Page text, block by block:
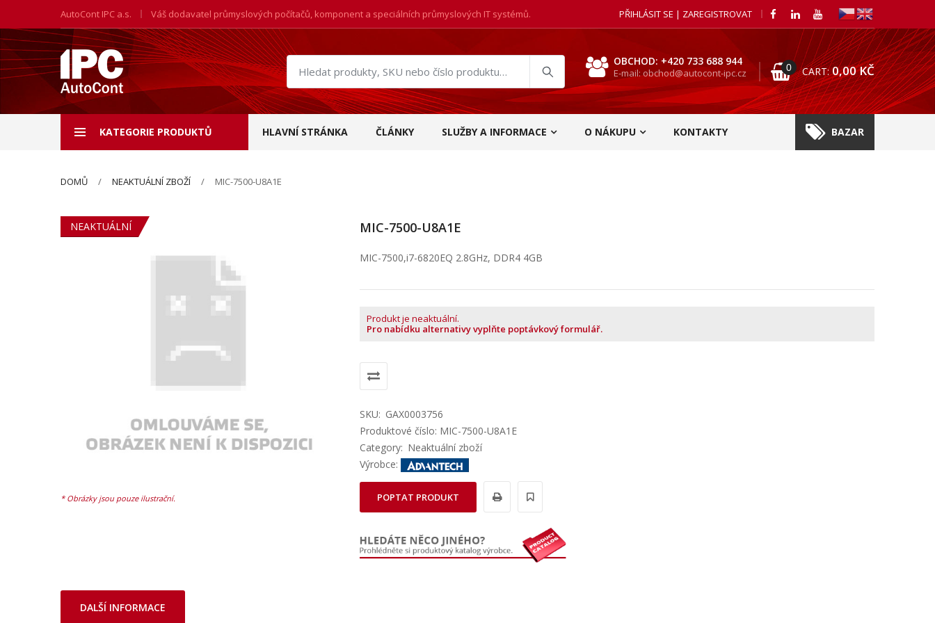
AutoCont IPC a.s. Váš dodavatel průmyslových počítačů, komponent a speciálních průmyslových IT systémů. PŘIHLÁSIT SE | ZAREGISTROVAT
Hledat
produkty
OBCHOD: +420 733 688 944
E-mail: obchod@autocont-ipc.cz 0 CART: 0,00KČ
KATEGORIE PRODUKTŮ HLAVNÍ STRÁNKA ČLÁNKY SLUŽBY A INFORMACE O NÁKUPU KONTAKTY BAZAR
DOMŮ NEAKTUÁLNÍ ZBOŽÍ MIC-7500-U8A1E
NEAKTUÁLNÍ MIC-7500-U8A1E
MIC-7500,i7-6820EQ 2.8GHz, DDR4 4GB
Produkt je neaktuální.
Pro nabídku alternativy vyplňte poptávkový formulář.
SKU: GAX0003756
Produktové číslo: MIC-7500-U8A1E
Category: Neaktuální zboží
Výrobce:
POPTAT PRODUKT
DALŠÍ INFORMACE